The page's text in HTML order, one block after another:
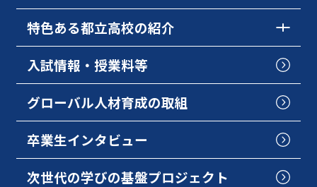
特色ある都立高校の紹介
入試情報・授業料等
グローバル人材育成の取組
卒業生インタビュー
次世代の学びの基盤プロジェクト